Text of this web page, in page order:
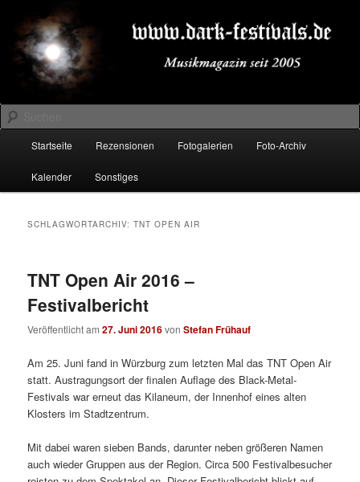
primären
Inhalt
springen
sekundären
Inhalt
springenDARK-FESTIVALS.DE
Suchen
Startseite Rezensionen Fotogalerien Foto-Archiv
Kalender Sonstiges
SCHLAGWORTARCHIV:TNT OPEN AIR
TNT Open Air 2016 –
Festivalbericht
Veröffentlicht am27. Juni 2016vonStefan Frühauf
Am 25. Juni fand in Würzburg zum letzten Mal das TNT Open Air
statt. Austragungsort der finalen Auflage des Black-Metal-
Festivals war erneut das Kilaneum, der Innenhof eines alten
Klosters im Stadtzentrum.
Mit dabei waren sieben Bands, darunter neben größeren Namen
auch wieder Gruppen aus der Region. Circa 500 Festivalbesucher